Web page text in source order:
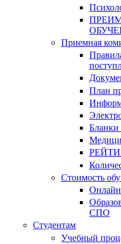
Приемная
План
Бланки
Стоимость
Онлайн
СПО
Студентам
Учебный